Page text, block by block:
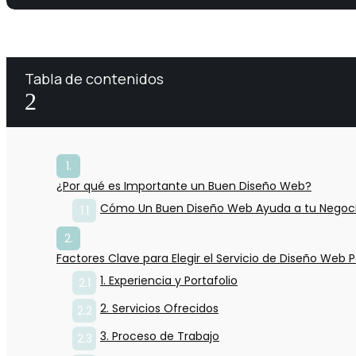
Tabla de contenidos
2
¿Por qué es Importante un Buen Diseño Web?
Cómo Un Buen Diseño Web Ayuda a tu
Factores Clave para Elegir el Servicio de Diseño Web
1. Experiencia y Portafolio
2. Servicios Ofrecidos
3. Proceso de Trabajo